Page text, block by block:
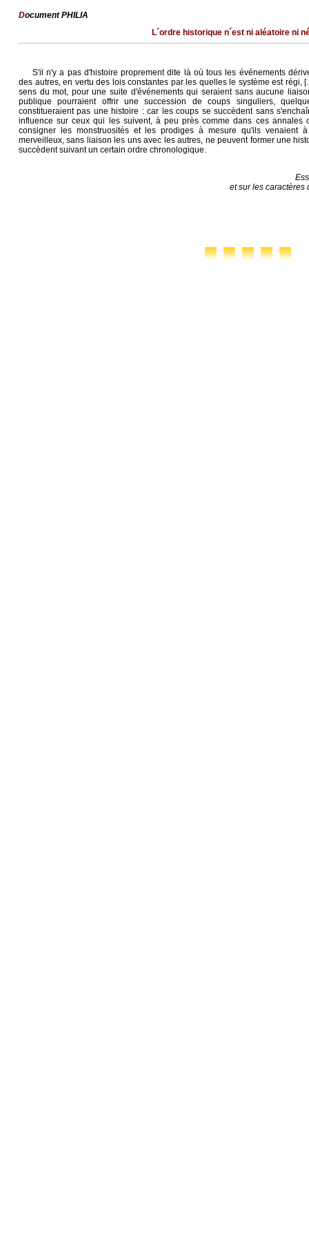
Document PHILIA
L´ordre historique n´est ni aléatoire ni
S'il n'y a pas d'histoire proprement dite là où tous les événements
des autres, en vertu des lois constantes par les quelles le système est régi,
sens du mot, pour une suite d'événements qui seraient sans aucune
publique pourraient offrir une succession de coups singuliers,
constitueraient pas une histoire : car les coups se succèdent sans
influence sur ceux qui les suivent, à peu près comme dans ces annales
consigner les monstruosités et les prodiges à mesure qu'ils venaient
merveilleux, sans liaison les uns avec les autres, ne peuvent former une
succèdent suivant un certain ordre chronologique.
et sur les